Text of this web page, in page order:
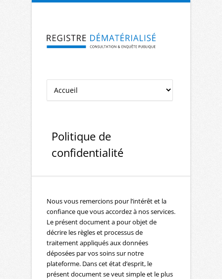
Aller à la navigation Aller au contenu
Politique de
confidentialité
Nous vous remercions pour l’intérêt et la
confiance que vous accordez à nos services.
Le présent document a pour objet de
décrire les règles et processus de
traitement appliqués aux données
déposées par vos soins sur notre
plateforme. Dans cet état d’esprit, le
présent document se veut simple et le plus